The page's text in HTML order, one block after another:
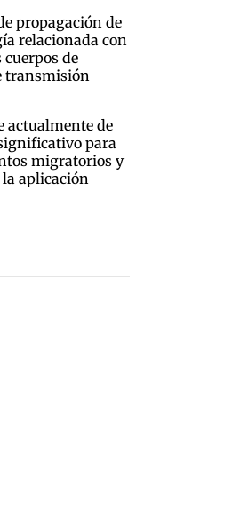
propagación de
relacionada con
de
transmisión
actualmente de
para
migratorios y
aplicación